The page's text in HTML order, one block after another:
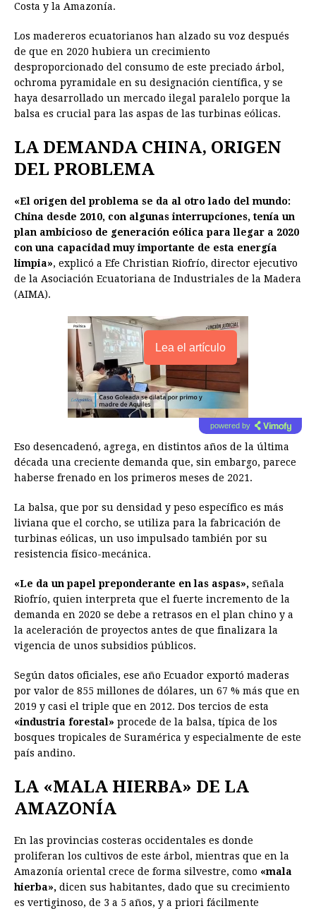
o
o
k
n
g
e
r
p
p
s
e
s
I
n
n
Costa y la Amazonía.
Los madereros ecuatorianos han alzado su voz después
de que en 2020 hubiera un crecimiento
desproporcionado del consumo de este preciado árbol,
ochroma pyramidale en su designación científica, y se
haya desarrollado un mercado ilegal paralelo porque la
balsa es crucial para las aspas de las turbinas eólicas.
LA DEMANDA CHINA, ORIGEN
DEL PROBLEMA
«El origen del problema se da al otro lado del mundo:
China desde 2010, con algunas interrupciones, tenía un
plan ambicioso de generación eólica para llegar a 2020
con una capacidad muy importante de esta energía
limpia», explicó a Efe Christian Riofrío, director ejecutivo
de la Asociación Ecuatoriana de Industriales de la Madera
(AIMA).
Lea el artículo
powered by
Eso desencadenó, agrega, en distintos años de la última
década una creciente demanda que, sin embargo, parece
haberse frenado en los primeros meses de 2021.
La balsa, que por su densidad y peso específico es más
liviana que el corcho, se utiliza para la fabricación de
turbinas eólicas, un uso impulsado también por su
resistencia físico-mecánica.
«Le da un papel preponderante en las aspas», señala
Riofrío, quien interpreta que el fuerte incremento de la
demanda en 2020 se debe a retrasos en el plan chino y a
la aceleración de proyectos antes de que finalizara la
vigencia de unos subsidios públicos.
Según datos oficiales, ese año Ecuador exportó maderas
por valor de 855 millones de dólares, un 67 % más que en
2019 y casi el triple que en 2012. Dos tercios de esta
«industria forestal» procede de la balsa, típica de los
bosques tropicales de Suramérica y especialmente de este
país andino.
LA «MALA HIERBA» DE LA
AMAZONÍA
En las provincias costeras occidentales es donde
proliferan los cultivos de este árbol, mientras que en la
Amazonía oriental crece de forma silvestre, como «mala
hierba», dicen sus habitantes, dado que su crecimiento
es vertiginoso, de 3 a 5 años, y a priori fácilmente